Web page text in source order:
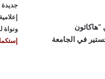
بن زايد للذكاء الاصطناعي مؤخراً من حصد أرفع جوائز دورة عام 2022 من “هاكاثون
في الجامعة